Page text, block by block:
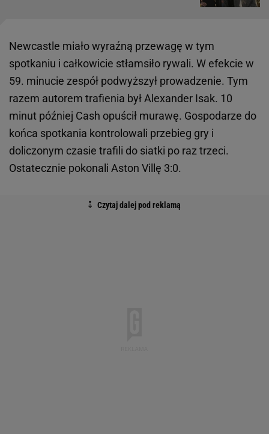
Newcastle miało wyraźną przewagę w tym
spotkaniu i całkowicie stłamsiło rywali. W efekcie w
59. minucie zespół podwyższył prowadzenie. Tym
razem autorem trafienia był Alexander Isak. 10
minut później Cash opuścił murawę. Gospodarze do
końca spotkania kontrolowali przebieg gry i
doliczonym czasie trafili do siatki po raz trzeci.
Ostatecznie pokonali Aston Villę 3:0.